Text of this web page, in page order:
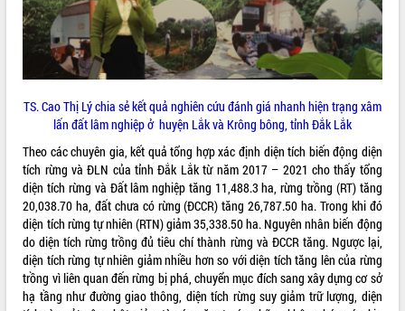
Thường trực HĐND tỉnh Đắk Lắk gặp
mặt Đoàn chuyên gia y tế TP. Hồ Chí
Minh
Lễ truy điệu và an táng hài cốt liệt sĩ
Bàn giải pháp tháo gỡ khó khăn trong
xuất khẩu sầu riêng và triển khai quy
định EUDR
Thứ trưởng Bộ Nông nghiệp và Môi
trường Nguyễn Hoàng Hiệp khảo sát
vùng trồng và doanh nghiệp đóng gói
sầu riêng tại Đắk Lắk
Trình diễn nghệ thuật chế biến các
món ăn từ sầu riêng
Đắk Lắk công bố Quy hoạch và xúc
tiến đầu tư tỉnh
THỐNG KÊ TRUY CẬP
Tất cả: 66088683
TS. Cao Thị Lý chia sẻ kết quả nghiên cứu đánh giá nhanh hiện trạng xâm
lấn đất lâm nghiệp ở huyện Lắk và Krông bông, tỉnh Đắk Lắk
Theo các chuyên gia, kết quả tổng hợp xác định diện tích biến động diện
tích rừng và ĐLN của tỉnh Đắk Lắk từ năm 2017 – 2021 cho thấy tổng
diện tích rừng và Đất lâm nghiệp tăng 11,488.3 ha, rừng trồng (RT) tăng
20,038.70 ha, đất chưa có rừng (ĐCCR) tăng 26,787.50 ha. Trong khi đó
diện tích rừng tự nhiên (RTN) giảm 35,338.50 ha. Nguyên nhân biến động
do diện tích rừng trồng đủ tiêu chí thành rừng và ĐCCR tăng. Ngược lại,
diện tích rừng tự nhiên giảm nhiều hơn so với diện tích tăng lên của rừng
trồng vì liên quan đến rừng bị phá, chuyển mục đích sang xây dựng cơ sở
hạ tầng như đường giao thông, diện tích rừng suy giảm trữ lượng, diện